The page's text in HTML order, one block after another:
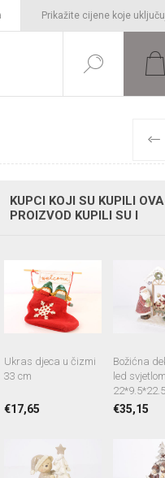
KUPCI KOJI SU KUPILI
PROIZVOD KUPILI SU I
Ukras djeca u čizmi
33 cm
€17,65
Božićna
led
€35,15